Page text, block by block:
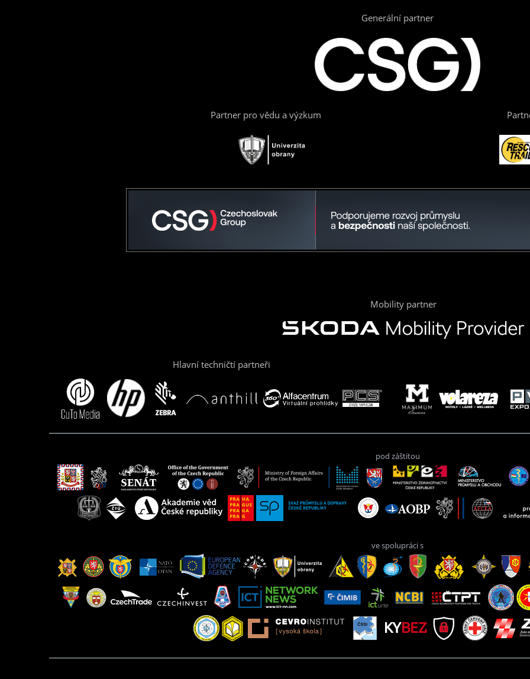
Generální partner
Partner pro vědu a výzkum
Mobility partner
Hlavní techničtí partneři
pod záštitou
ve spolupráci s